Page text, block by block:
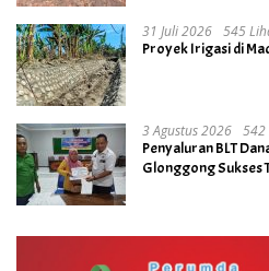
31 Juli 2026 545
Proyek Irigasi di
3 Agustus 2026 542
Penyaluran BLT
Glonggong Sukses